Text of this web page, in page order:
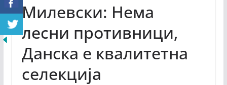
Милевски: Нема
лесни противници,
Данска е квалитетна
селекција